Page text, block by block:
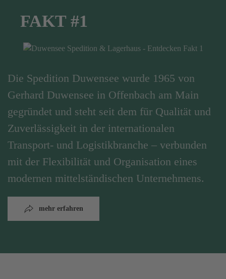
FAKT #1
Die Spedition Duwensee wurde 1965 von
Gerhard Duwensee in Offenbach am Main
gegründet und steht seit dem für Qualität und
Zuverlässigkeit in der internationalen
Transport- und Logistikbranche – verbunden
mit der Flexibilität und Organisation eines
modernen mittelständischen Unternehmens.
mehr erfahren